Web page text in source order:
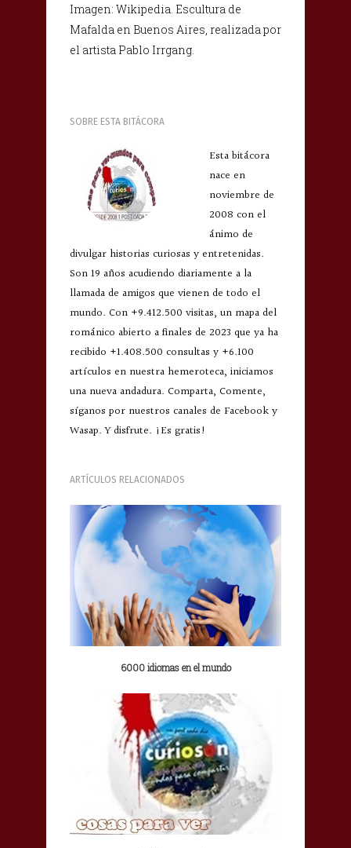
Imagen: Wikipedia. Escultura de
Mafalda en Buenos Aires, realizada por
el artista Pablo Irrgang.
SOBRE ESTA BITÁCORA
Esta bitácora
nace en
noviembre de
2008 con el
ánimo de
divulgar historias curiosas y entretenidas.
Son 19 años acudiendo diariamente a la
llamada de amigos que vienen de todo el
mundo. Con +9.412.500 visitas, un mapa del
románico abierto a finales de 2023 que ya ha
recibido +1.408.500 consultas y +6.100
artículos en nuestra hemeroteca, iniciamos
una nueva andadura. Comparta, Comente,
síganos por nuestros canales de Facebook y
Wasap. Y disfrute. ¡Es gratis!
ARTÍCULOS RELACIONADOS
6000 idiomas en el mundo